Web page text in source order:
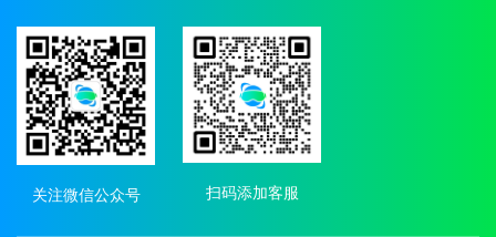
关注微信公众号 扫码添加客服